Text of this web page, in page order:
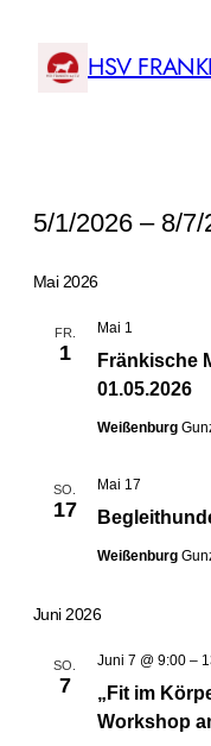
HSV
5/1/2026 – 8/7/
wählen.
Mai 2026
FR.
1
Fränkische
01.05.2026
Mai 1
Weißenburg
SO.
17
Mai 17
Weißenburg
Juni 2026
SO.
7
„Fit im
Workshop
Juni 7 @ 9:00–